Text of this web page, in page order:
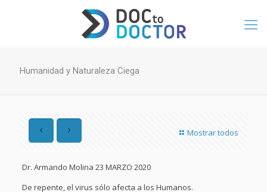
Humanidad y Naturaleza Ciega
Mostrar todos
Dr. Armando Molina 23 MARZO 2020
De repente, el virus sólo afecta a los Humanos.